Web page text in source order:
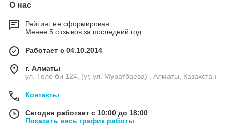
О нас
Рейтинг не сформирован
Менее 5 отзывов за последний год
Работает с 04.10.2014
г. Алматы
ул. Толе би 124, (уг, ул. Муратбаева) , Алматы, Казахстан
Контакты
Сегодня работает с 10:00 до 18:00
Показать весь график работы